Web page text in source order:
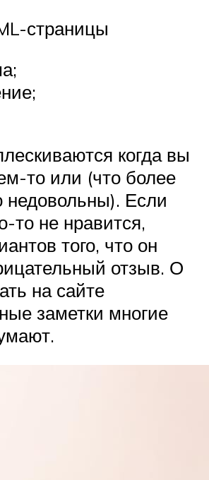
страницы
когда вы
то или (что более
недовольны). Если
то не нравится,
того, что он
отзыв. О
на сайте
заметки многие